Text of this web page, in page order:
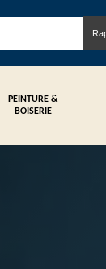
PEINTURE &
BOISERIE